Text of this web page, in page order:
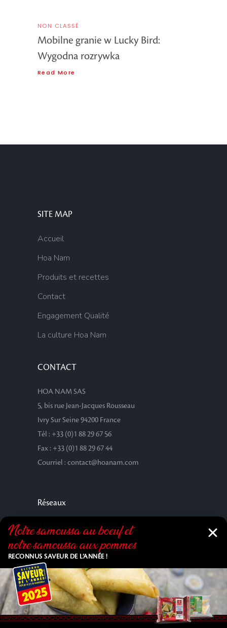
NON CLASSÉ
Mobilne granie w Lucky Bird:
Wygodna rozrywka
Read More
SITE MAP
Accueil
Hoa Nam
Produits et recettes
Contact
Engagement Qualité
La culture Hoa Nam
CONTACT
HOA NAM SAS
5, bis rue Jean-Jacques Rousseau
Ivry Sur Seine 94200 France
Tél : +33 (0)1 88 29 67 56
Fax : +33 (0)1 88 29 67 44
Courriel : contact@hoanam.com
Réseaux
Notre samoussa au bœuf et
notre samoussa aux pommes
RECONNUS SAVEUR DE L’ANNÉE !